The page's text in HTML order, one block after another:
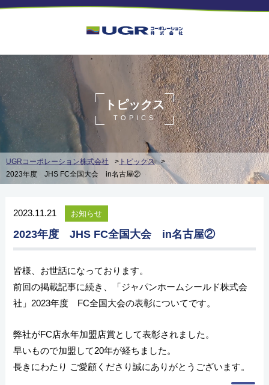
トピックス
TOPICS
UGRコーポレーション株式会社 > トピックス
>
2023年度 JHS FC全国大会 in名古屋②
2023.11.21 お知らせ
2023年度 JHS FC全国大会 in名古屋②
皆様、お世話になっております。
前回の掲載記事に続き、「ジャパンホームシールド株式会
社」2023年度 FC全国大会の表彰についてです。
弊社がFC店永年加盟店賞として表彰されました。
早いもので加盟して20年が経ちました。
長きにわたり ご愛顧くださり誠にありがとうございます。